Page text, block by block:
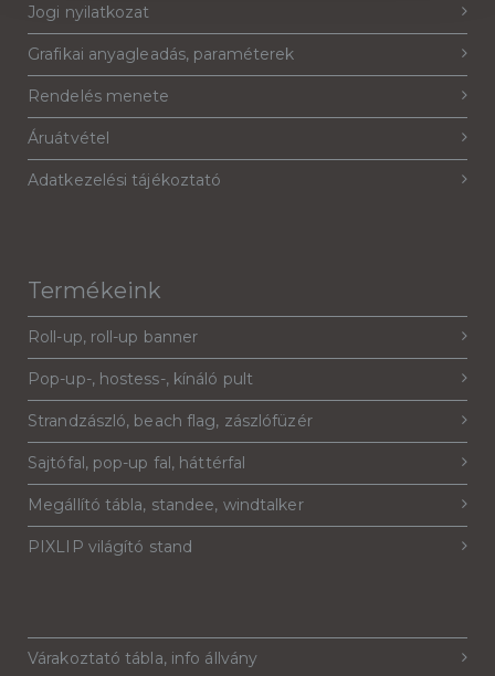
Jogi nyilatkozat
Grafikai anyagleadás, paraméterek
Rendelés menete
Áruátvétel
Adatkezelési tájékoztató
Termékeink
Roll-up, roll-up banner
Pop-up-, hostess-, kínáló pult
Strandzászló, beach flag, zászlófüzér
Sajtófal, pop-up fal, háttérfal
Megállító tábla, standee, windtalker
PIXLIP világító stand
Várakoztató tábla, info állvány